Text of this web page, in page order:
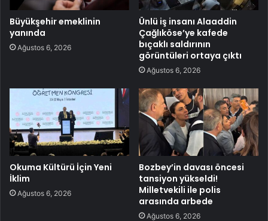
Büyükşehir emeklinin
yanında
Ağustos 6, 2026
Ünlü iş insanı Alaaddin
Çağlıköse’ye kafede
bıçaklı saldırının
görüntüleri ortaya çıktı
Ağustos 6, 2026
Okuma Kültürü İçin Yeni
İklim
Ağustos 6, 2026
Bozbey’in davası öncesi
tansiyon yükseldi!
Milletvekili ile polis
arasında arbede
Ağustos 6, 2026